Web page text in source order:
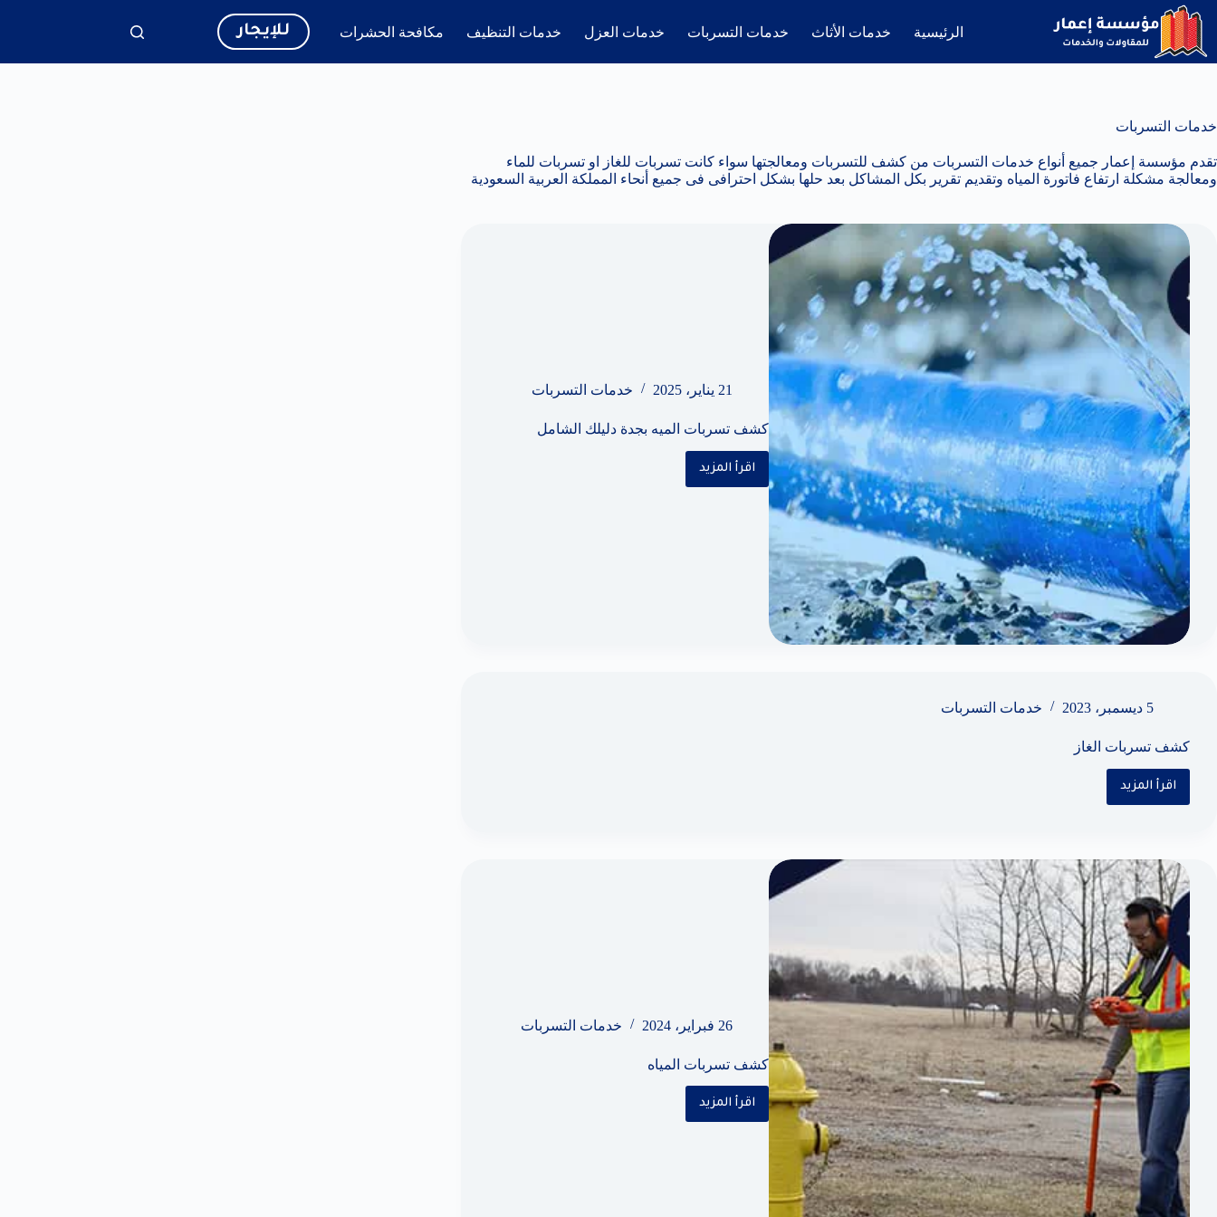
التجاوز
إلى
المحتوى
الرئيسية خدمات الأثاث خدمات التسربات خدمات العزل خدمات التنظيف مكافحة الحشرات للإيجار
خدمات التسربات
تقدم مؤسسة إعمار جميع أنواع خدمات التسربات من كشف للتسربات ومعالجتها سواء كانت تسربات للغاز او تسربات للماء
ومعالجة مشكلة ارتفاع فاتورة المياه وتقديم تقرير بكل المشاكل بعد حلها بشكل احترافى فى جميع أنحاء المملكة العربية السعودية
21 يناير، 2025 خدمات التسربات
كشف تسربات الميه بجدة دليلك الشامل
اقرأ المزيد
كشف
تسربات
5 ديسمبر، 2023 خدمات التسربات
كشف تسربات الغاز
اقرأ المزيد
كشف
تسربات
26 فبراير، 2024 خدمات التسربات
كشف تسربات المياه
اقرأ المزيد
كشف